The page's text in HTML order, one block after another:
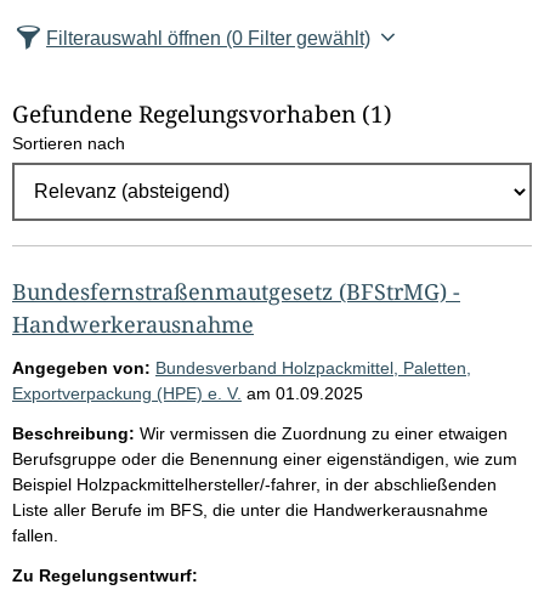
z
l
E
g
e
b
n
i
s
s
e
p
r
o
Filterauswahl öffnen (0 Filter gewählt)
Gefundene Regelungsvorhaben (1)
Sortieren nach
Bundesfernstraßenmautgesetz (BFStrMG) -
Handwerkerausnahme
Angegeben von: Bundesverband Holzpackmittel, Paletten,
Exportverpackung (HPE) e. V. am 01.09.2025
Beschreibung: Wir vermissen die Zuordnung zu einer etwaigen
Berufsgruppe oder die Benennung einer eigenständigen, wie zum
Beispiel Holzpackmittelhersteller/-fahrer, in der abschließenden
Liste aller Berufe im BFS, die unter die Handwerkerausnahme
fallen.
Zu Regelungsentwurf: